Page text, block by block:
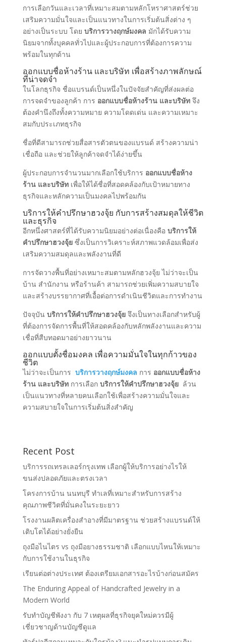
การเลือกวันและเวลาที่เหมาะสมตามหลักโหราศาสตร์ช่วย
เสริมความมั่นใจและเป็นแนวทางในการเริ่มต้นสิ่งต่าง ๆ
อย่างเป็นระบบ โดย บริการวางฤกษ์มงคล มักได้รับความ
นิยมจากทั้งบุคคลทั่วไปและผู้ประกอบการที่ต้องการความ
พร้อมในทุกด้าน
ออกแบบชื่อห้างร้าน และบริษัท เพื่อสร้างภาพลักษณ์
ที่น่าจดจำ
ในโลกธุรกิจ ชื่อแบรนด์เป็นหนึ่งในปัจจัยสำคัญที่ส่งผลต่อ
การจดจำของลูกค้า การ ออกแบบชื่อห้างร้าน และบริษัทจึง
ต้องคำนึงถึงทั้งความหมาย ความโดดเด่น และความเหมาะ
สมกับประเภทธุรกิจ
ชื่อที่ดีสามารถช่วยสื่อสารตัวตนของแบรนด์ สร้างความน่า
เชื่อถือ และช่วยให้ลูกค้าจดจำได้ง่ายขึ้น
ผู้ประกอบการจำนวนมากเลือกใช้บริการ ออกแบบชื่อห้าง
ร้าน และบริษัทเพื่อให้ได้ชื่อที่สอดคล้องกับเป้าหมายทาง
ธุรกิจและหลักความเป็นมงคลไปพร้อมกัน
บริการให้คำปรึกษาฮวงจุ้ย กับการสร้างสมดุลให้ชีวิต
และธุรกิจ
อีกหนึ่งศาสตร์ที่ได้รับความนิยมอย่างต่อเนื่องคือ บริการให้
คำปรึกษาฮวงจุ้ยซึ่งเป็นการวิเคราะห์สภาพแวดล้อมเพื่อส่ง
เสริมความสมดุลและพลังงานที่ดี
การจัดวางพื้นที่อย่างเหมาะสมตามหลักฮวงจุ้ย ไม่ว่าจะเป็น
บ้าน สำนักงาน หรือร้านค้า สามารถช่วยเพิ่มความสบายใจ
และสร้างบรรยากาศที่เอื้อต่อการดำเนินชีวิตและการทำงาน
ปัจจุบัน บริการให้คำปรึกษาฮวงจุ้ยจึงเป็นทางเลือกสำหรับผู้
ที่ต้องการจัดการพื้นที่ให้สอดคล้องกับหลักพลังงานและความ
เชื่อที่สืบทอดมาอย่างยาวนาน
ออกแบบตั้งชื่อมงคล เพื่อความมั่นใจในทุกก้าวของ
ชีวิต
ไม่ว่าจะเป็นการ บริการวางฤกษ์มงคล การ ออกแบบชื่อห้าง
ร้าน และบริษัทการเลือก บริการให้คำปรึกษาฮวงจุ้ยล้วน
เป็นแนวทางที่หลายคนเลือกใช้เพื่อสร้างความมั่นใจและ
ความสบายใจในการเริ่มต้นสิ่งสำคัญ
Recent Post
บริการรถเทรลเลอร์กรุงเทพ เลือกผู้ให้บริการอย่างไรให้
ขนส่งปลอดภัยและตรงเวลา
โครงการบ้าน นนทบุรี ทำเลที่เหมาะสำหรับการสร้าง
คุณภาพชีวิตที่มั่นคงในระยะยาว
โรงงานผลิตเครื่องสำอางที่มีมาตรฐาน ช่วยสร้างแบรนด์ให้
เติบโตได้อย่างยั่งยืน
ถุงมือไนไตร vs ถุงมือยางธรรมชาติ เลือกแบบไหนให้เหมาะ
กับการใช้งานในธุรกิจ
เรียนต่อต่างประเทศ ต้องเตรียมเอกสารอะไรบ้างก่อนสมัคร
The Enduring Appeal of Handcrafted Jewelry in a
Modern World
รับทำบัญชีพังงา กับ 7 เหตุผลที่ธุรกิจยุคใหม่ควรมีผู้
เชี่ยวชาญด้านบัญชีดูแล